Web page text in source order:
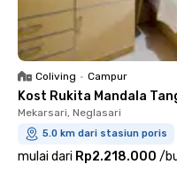
Coliving • Campur
Kost Rukita Mandala
Mekarsari, Neglasari
5.0 km dari stasiun poris
mulai dari Rp2.218.000 /